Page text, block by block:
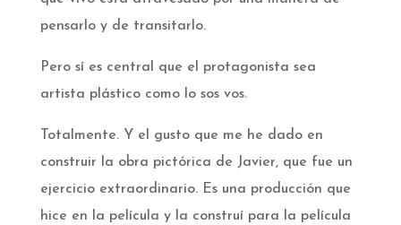
pensarlo y de transitarlo.
Pero sí es central que el protagonista sea
artista plástico como lo sos vos.
Totalmente. Y el gusto que me he dado en
construir la obra pictórica de Javier, que fue un
ejercicio extraordinario. Es una producción que
hice en la película y la construí para la película